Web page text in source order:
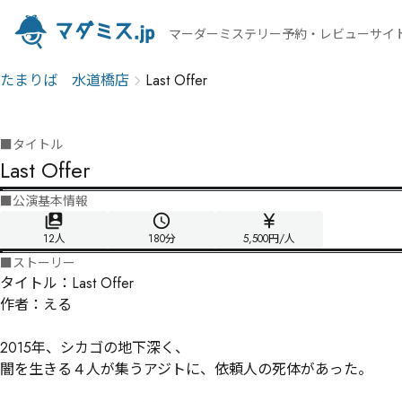
マーダーミステリー予約・レビューサイ
たまりば 水道橋店 Last Offer
■タイトル
Last Offer
■公演基本情報
12人 180分 5,500円/人
■ストーリー
タイトル：Last Offer
作者：える
2015年、シカゴの地下深く、
闇を生きる４人が集うアジトに、依頼人の死体があった。